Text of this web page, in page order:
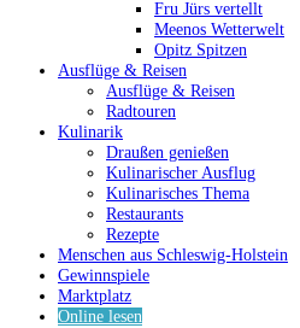
Fru Jürs vertellt
Meenos Wetterwelt
Opitz Spitzen
Ausflüge & Reisen
Ausflüge & Reisen
Radtouren
Kulinarik
Draußen genießen
Kulinarischer Ausflug
Kulinarisches Thema
Restaurants
Rezepte
Menschen aus Schleswig-Holstein
Gewinnspiele
Marktplatz
Online lesen